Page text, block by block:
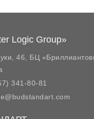
Logic Group»
46, БЦ
341-80-81